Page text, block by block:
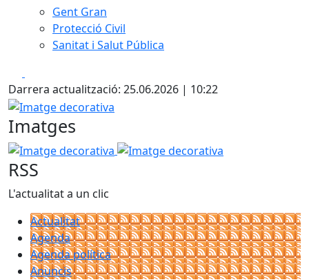
Gent Gran
Protecció Civil
Sanitat i Salut Pública
Darrera actualització: 25.06.2026 | 10:22
Imatge decorativa
Imatges
Imatge decorativa Imatge decorativa
RSS
L'actualitat a un clic
Actualitat
Agenda
Agenda política
Anuncis